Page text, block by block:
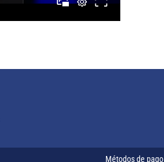
Métodos de pago